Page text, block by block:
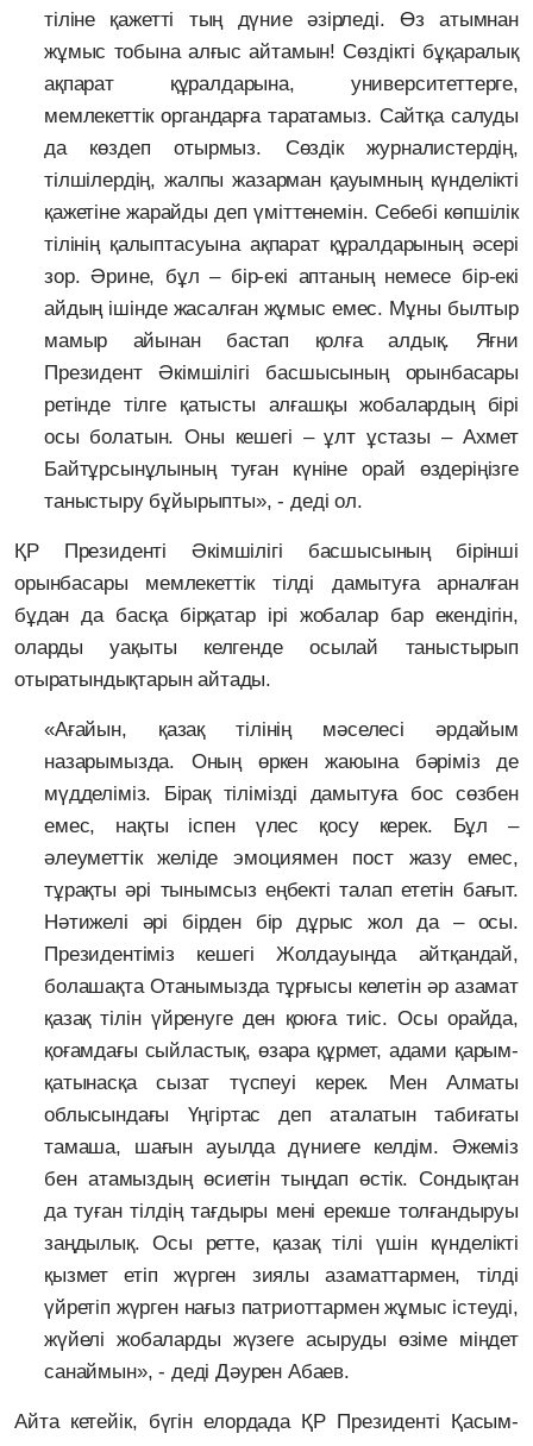
тіліне қажетті тың дүние әзірледі. Өз атымнан
жұмыс тобына алғыс айтамын! Сөздікті бұқаралық
ақпарат құралдарына, университеттерге,
мемлекеттік органдарға таратамыз. Сайтқа салуды
да көздеп отырмыз. Сөздік журналистердің,
тілшілердің, жалпы жазарман қауымның күнделікті
қажетіне жарайды деп үміттенемін. Себебі көпшілік
тілінің қалыптасуына ақпарат құралдарының әсері
зор. Әрине, бұл – бір-екі аптаның немесе бір-екі
айдың ішінде жасалған жұмыс емес. Мұны былтыр
мамыр айынан бастап қолға алдық. Яғни
Президент Әкімшілігі басшысының орынбасары
ретінде тілге қатысты алғашқы жобалардың бірі
осы болатын. Оны кешегі – ұлт ұстазы – Ахмет
Байтұрсынұлының туған күніне орай өздеріңізге
таныстыру бұйырыпты», - деді ол.
ҚР Президенті Әкімшілігі басшысының бірінші
орынбасары мемлекеттік тілді дамытуға арналған
бұдан да басқа бірқатар ірі жобалар бар екендігін,
оларды уақыты келгенде осылай таныстырып
отыратындықтарын айтады.
«Ағайын, қазақ тілінің мәселесі әрдайым
назарымызда. Оның өркен жаюына бәріміз де
мүдделіміз. Бірақ тілімізді дамытуға бос сөзбен
емес, нақты іспен үлес қосу керек. Бұл –
әлеуметтік желіде эмоциямен пост жазу емес,
тұрақты әрі тынымсыз еңбекті талап ететін бағыт.
Нәтижелі әрі бірден бір дұрыс жол да – осы.
Президентіміз кешегі Жолдауында айтқандай,
болашақта Отанымызда тұрғысы келетін әр азамат
қазақ тілін үйренуге ден қоюға тиіс. Осы орайда,
қоғамдағы сыйластық, өзара құрмет, адами қарым-
қатынасқа сызат түспеуі керек. Мен Алматы
облысындағы Үңгіртас деп аталатын табиғаты
тамаша, шағын ауылда дүниеге келдім. Әжеміз
бен атамыздың өсиетін тыңдап өстік. Сондықтан
да туған тілдің тағдыры мені ерекше толғандыруы
заңдылық. Осы ретте, қазақ тілі үшін күнделікті
қызмет етіп жүрген зиялы азаматтармен, тілді
үйретіп жүрген нағыз патриоттармен жұмыс істеуді,
жүйелі жобаларды жүзеге асыруды өзіме міндет
санаймын», - деді Дәурен Абаев.
Айта кетейік, бүгін елордада ҚР Президенті Қасым-